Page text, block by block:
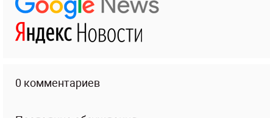
0 комментариев